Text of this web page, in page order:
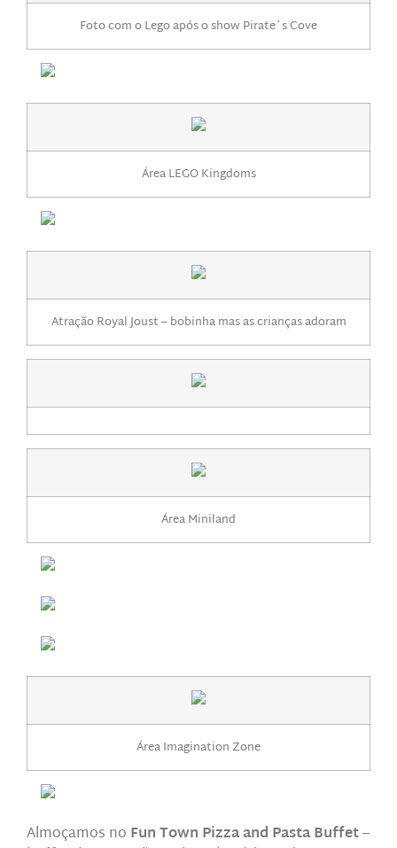
Foto com o Lego após o show Pirate´s Cove
Área LEGO Kingdoms
Atração Royal Joust – bobinha mas as crianças adoram
Área Miniland
Área Imagination Zone
Almoçamos no Fun Town Pizza and Pasta Buffet–